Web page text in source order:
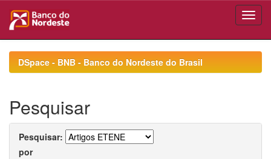
navigationDSpace - BNB - Banco do Nordeste do Brasil
Pesquisar
Pesquisar:
por